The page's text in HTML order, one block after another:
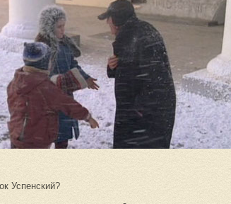
Успенский?